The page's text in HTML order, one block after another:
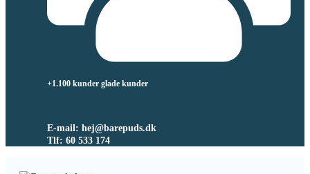
+1.100 kunder glade kunder
E-mail: hej@barepuds.dk
Tlf: 60 533 174